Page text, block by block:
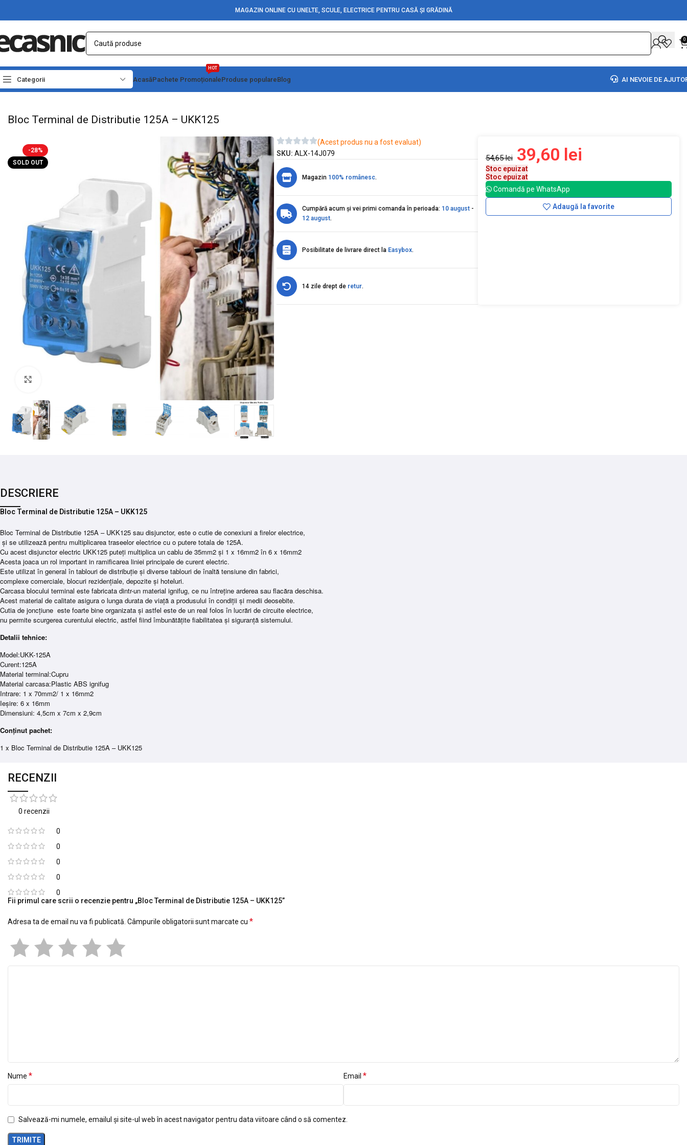
MAGAZIN ONLINE CU UNELTE, SCULE, ELECTRICE PENTRU CASĂ ȘI GRĂDINĂ
0
Categorii AcasăPachete Promoționale
HOT
Produse populareBlog AI NEVOIE DE
Prima pagină Conectica Reglete si Conectori Electrici
Bloc Terminal de Distributie 125A – UKK125
-28%
SOLD OUT
(Acest produs nu a fost evaluat)
SKU: ALX-14J079
Magazin 100% românesc.
Cumpără acum și vei primi comanda în perioada: 10 august-
12 august.
Posibilitate de livrare direct la Easybox.
14 zile drept de retur.
54,65lei 39,60 lei
Stoc epuizat
Stoc epuizat
Comandă pe WhatsApp
Adaugă la favorite
DESCRIERE
Bloc Terminal de Distributie 125A – UKK125
Bloc Terminal de Distributie 125A – UKK125 sau disjunctor, este o cutie de conexiuni a firelor electrice,
și se utilizează pentru multiplicarea traseelor electrice cu o putere totala de 125A.
Cu acest disjunctor electric UKK125 puteți multiplica un cablu de 35mm2 și 1 x 16mm2 în 6 x 16mm2
Acesta joaca un rol important in ramificarea liniei principale de curent electric.
Este utilizat în general în tablouri de distribuție și diverse tablouri de înaltă tensiune din fabrici,
complexe comerciale, blocuri rezidențiale, depozite și hoteluri.
Carcasa blocului terminal este fabricata dintr-un material ignifug, ce nu întreține arderea sau flacăra deschisa.
Acest material de calitate asigura o lunga durata de viață a produsului în condiții și medii deosebite.
Cutia de joncțiune este foarte bine organizata și astfel este de un real folos în lucrări de circuite electrice,
nu permite scurgerea curentului electric, astfel fiind îmbunătățite fiabilitatea și siguranță sistemului.
Detalii tehnice:
Model:UKK-125A
Curent:125A
Material terminal:Cupru
Material carcasa:Plastic ABS ignifug
Intrare: 1 x 70mm2/ 1 x 16mm2
Ieșire: 6 x 16mm
Dimensiuni: 4,5cm x 7cm x 2,9cm
Conținut pachet:
1 x Bloc Terminal de Distributie 125A – UKK125
RECENZII
0 recenzii
0
0
0
0
0
Fii primul care scrii o recenzie pentru „Bloc Terminal de Distributie 125A – UKK125”
Adresa ta de email nu va fi publicată. Câmpurile obligatorii sunt marcate cu *
Nume * Email *
Salvează-mi numele, emailul și site-ul web în acest navigator pentru data viitoare când o să comentez.